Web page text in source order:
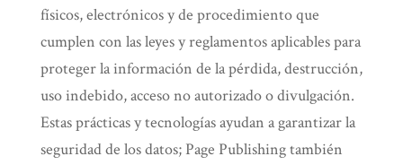
físicos, electrónicos y de procedimiento que
cumplen con las leyes y reglamentos aplicables para
proteger la información de la pérdida, destrucción,
uso indebido, acceso no autorizado o divulgación.
Estas prácticas y tecnologías ayudan a garantizar la
seguridad de los datos; Page Publishing también